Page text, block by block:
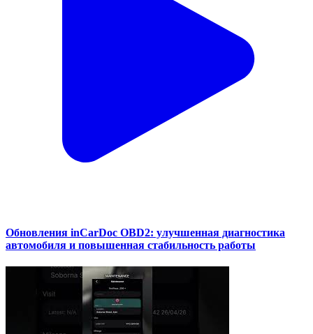
Обновления inCarDoc OBD2: улучшенная диагностика
автомобиля и повышенная стабильность работы